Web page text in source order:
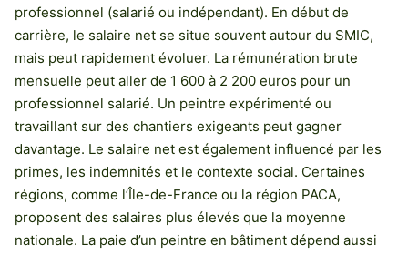
professionnel (salarié ou indépendant). En début de
carrière, le salaire net se situe souvent autour du SMIC,
mais peut rapidement évoluer. La rémunération brute
mensuelle peut aller de 1 600 à 2 200 euros pour un
professionnel salarié. Un peintre expérimenté ou
travaillant sur des chantiers exigeants peut gagner
davantage. Le salaire net est également influencé par les
primes, les indemnités et le contexte social. Certaines
régions, comme l’Île-de-France ou la région PACA,
proposent des salaires plus élevés que la moyenne
nationale. La paie d’un peintre en bâtiment dépend aussi